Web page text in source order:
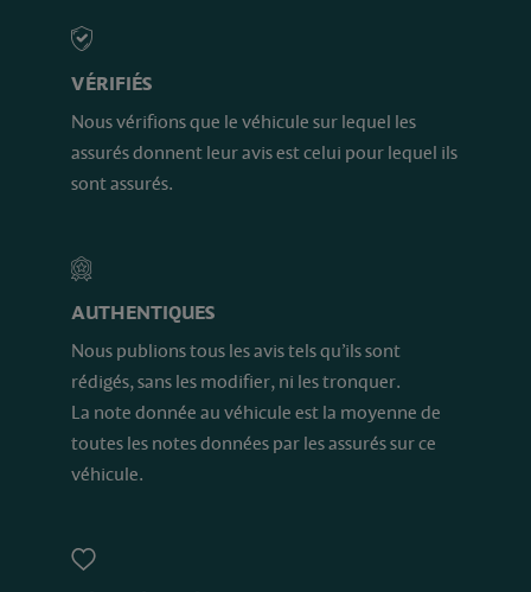
VÉRIFIÉS
Nous vérifions que le véhicule sur lequel les
assurés donnent leur avis est celui pour lequel ils
sont assurés.
AUTHENTIQUES
Nous publions tous les avis tels qu’ils sont
rédigés, sans les modifier, ni les tronquer.
La note donnée au véhicule est la moyenne de
toutes les notes données par les assurés sur ce
véhicule.